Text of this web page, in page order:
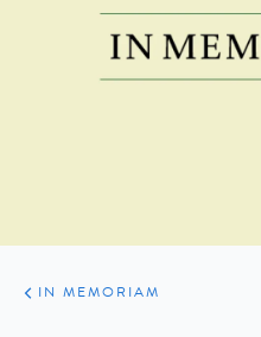
ARTIKELEN
VARIA
IN MEMORIAM